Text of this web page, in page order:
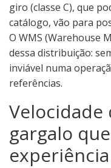
giro (classe C), que
catálogo, vão para
O WMS (Warehouse
dessa distribuição:
inviável numa
referências.
Velocidade
gargalo